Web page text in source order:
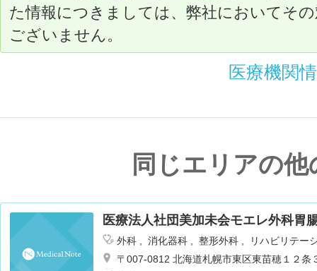
た情報につきましては、弊社においてそ
ございません。
医療機関
同じエリアの他
医療法人社団美加未会モエレ外科胃
外科 消化器科 整形外科
リハビリテー
〒007-0812 北海道札幌市東区東苗穂１２条